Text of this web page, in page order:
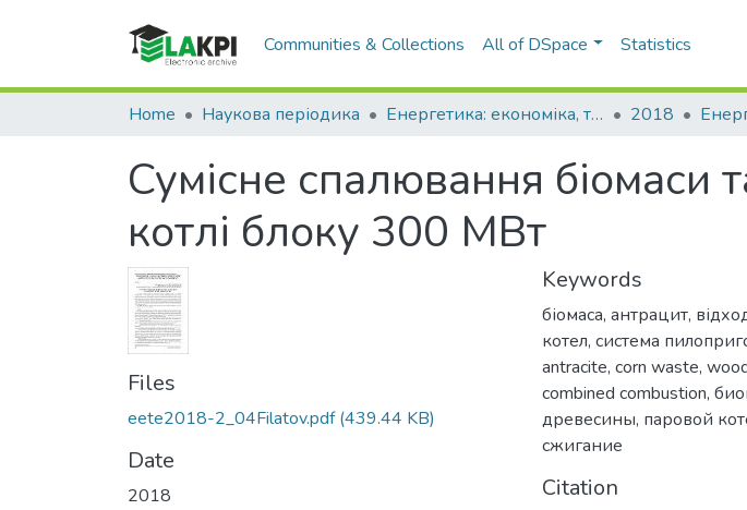
Communities & Collections All of DSpace Statistics
Home Наукова періодика Енергетика: економіка, технології, екологія 2018
Сумісне спалювання біомаси
котлі блоку 300 МВт
Files
eete2018-2_04Filatov.pdf(439.44 KB)
Date
2018
Keywords
біомаса, антрацит,
котел, система
antracite, corn waste,
combined combustion,
древесины, паровой
сжигание
Citation